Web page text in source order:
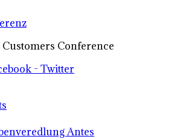
Conference
- Twitter
Antes